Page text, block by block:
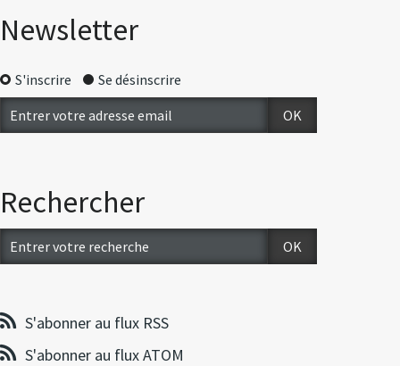
Newsletter
S'inscrire Se désinscrire
Rechercher
S'abonner au flux RSS
S'abonner au flux ATOM